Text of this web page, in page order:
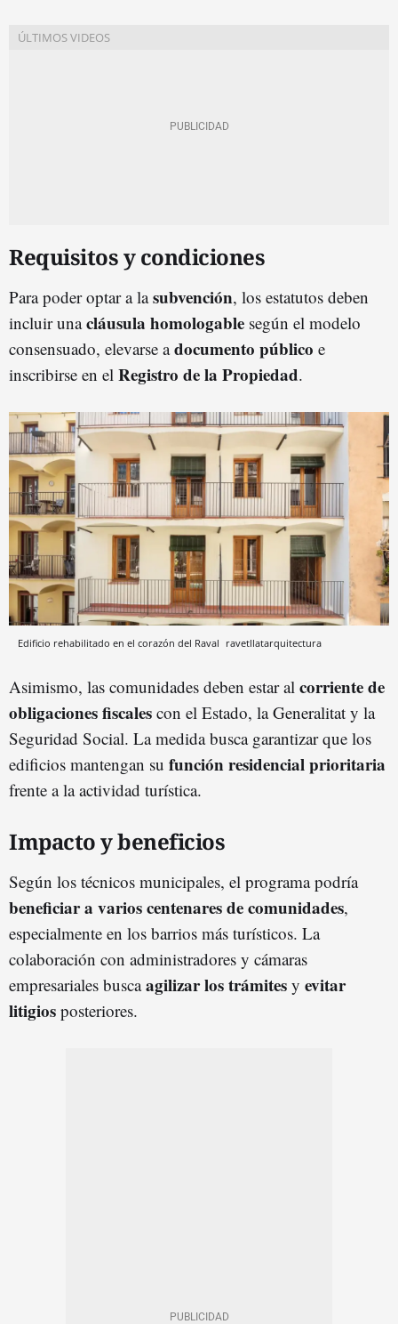
Requisitos y condiciones
Para poder optar a lasubvención, los estatutos deben
incluir unacláusula homologable según el modelo
consensuado, elevarse adocumento público e
inscribirse en el Registro de la Propiedad.
Edificio rehabilitado en el corazón del Raval ravetllatarquitectura
Asimismo, las comunidades deben estar al corriente de
obligaciones fiscales con el Estado, la Generalitat y la
Seguridad Social. La medida busca garantizar que los
edificios mantengan su función residencial prioritaria
frente a la actividad turística.
Impacto y beneficios
Según los técnicos municipales, el programa podría
beneficiar a varios centenares de comunidades,
especialmente en los barrios más turísticos. La
colaboración con administradores y cámaras
empresariales buscaagilizar los trámites y evitar
litigios posteriores.